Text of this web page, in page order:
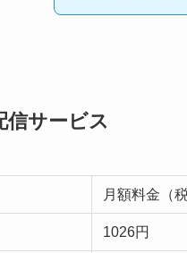
信サービス
月額料金（税
1026円